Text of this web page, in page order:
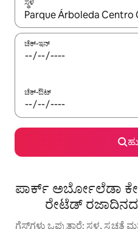
ಸ್ಥಳ
ಫಲಿತಾಂಶಗಳು ಲಭ್ಯವಿರುವಾಗ,
ಚೆಕ್-ಇನ್
ಚೆಕ್-ಔಟ್
ಪಾರ್ಕ್ ಅರ್ಬೋಲೆಡಾ
ರೇಟೆಡ್
ಗೆಸ್ಟ್‌ಗಳು ಒಪ್ಪುತ್ತಾರೆ: ಸ್ಥಳ, ಸ್ವಚ್ಛತೆ